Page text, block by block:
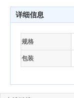
详细信息
规格
包装